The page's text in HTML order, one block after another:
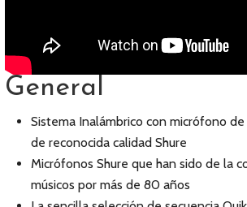
General
Sistema Inalámbrico con micrófono
de reconocida calidad Shure
Micrófonos Shure que han sido de la
músicos por más de 80 años